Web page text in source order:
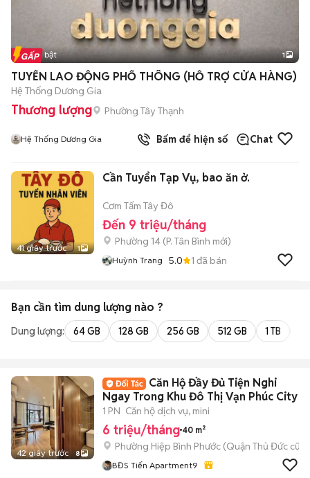
Tin nổi bật 1
TUYỂN LAO ĐỘNG PHỔ THÔNG (HỖ TRỢ CỬA HÀNG)
Hệ Thống Dương Gia
Thương lượng Phường Tây Thạnh
Hệ Thống Dương Gia Bấm để hiện số Chat
41 giây trước 1
Cần Tuyển Tạp Vụ, bao ăn ở.
Cơm Tấm Tây Đô
Đến 9 triệu/tháng
Phường 14 (P. Tân Bình mới)
Huỳnh Trang 5.0 1 đã bán
Bạn cần tìm dung lượng nào ?
Dung lượng: 64 GB 128 GB 256 GB 512 GB 1 TB
42 giây trước 8
Căn Hộ Đầy Đủ Tiện Nghi
Ngay Trong Khu Đô Thị Vạn Phúc City
1 PN Căn hộ dịch vụ, mini
6 triệu/tháng 40 m²
Phường Hiệp Bình Phước (Quận Thủ Đức cũ)
BĐS Tiến Apartment9